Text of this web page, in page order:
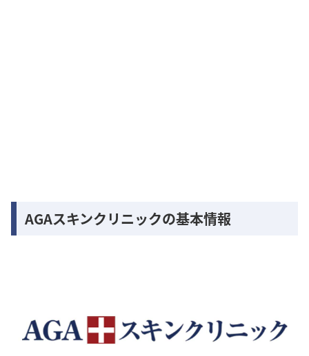
AGAスキンクリニックの基本情報